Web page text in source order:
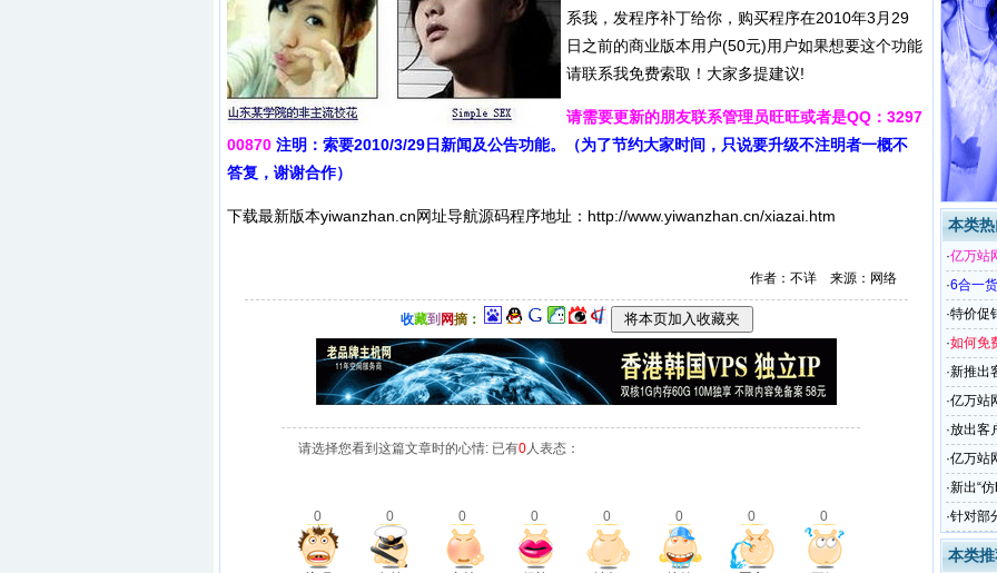
系我，发程序补丁给你，购买程序在2010年3月29
日之前的商业版本用户(50元)用户如果想要这个功能
请联系我免费索取！大家多提建议!
请需要更新的朋友联系管理员旺旺或者是QQ：3297
00870 注明：索要2010/3/29日新闻及公告功能。（为了节约大家时间，只说要升级不注明者一概不
答复，谢谢合作）
下载最新版本yiwanzhan.cn网址导航源码程序地址： http://www.yiwanzhan.cn/xiazai.htm
作者：不详 来源：网络
收藏到 网摘：
请选择您看到这篇文章时的心情: 已有0人表态：
0 0 0 0 0 0 0 0
本类
·亿万站
·6合一
接平台
·特价促
特价大
·如何免
站”下面
·新推出
选购
·亿万站
·放出客
有限
·亿万站
12日更
·新出“
定义网
·针对部
12/6/21
本类